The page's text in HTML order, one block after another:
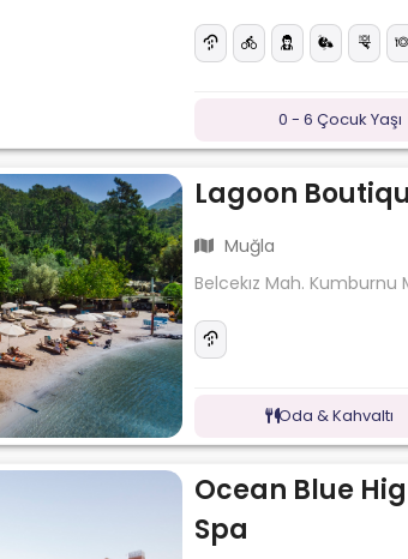
0 - 6 Çocuk Yaşı
Lagoon
Muğla
Belcekız Mah. Kumburnu
Oda & Kahvaltı
Ocean Blue
Spa